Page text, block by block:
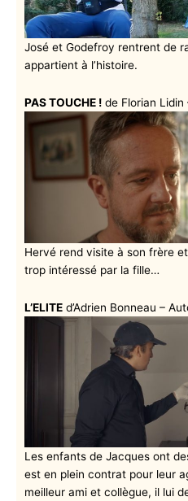
José et Godefroy rentrent de
appartient à l’histoire.
PAS TOUCHE ! de Florian
Hervé rend visite à son frère
trop intéressé par la fille…
L’ELITE d’Adrien Bonneau –
Les enfants de Jacques ont
est en plein contrat pour leur
meilleur ami et collègue, il lui